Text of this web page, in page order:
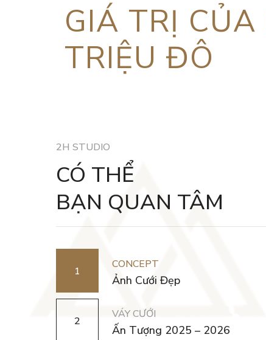
GIÁ TRỊ
TRIỆU ĐÔ
2H STUDIO
CÓ THỂ
BẠN QUAN TÂM
1
CONCEPT
Ảnh Cưới Đẹp
2
VÁY CƯỚI
Ấn Tượng 2025 – 2026